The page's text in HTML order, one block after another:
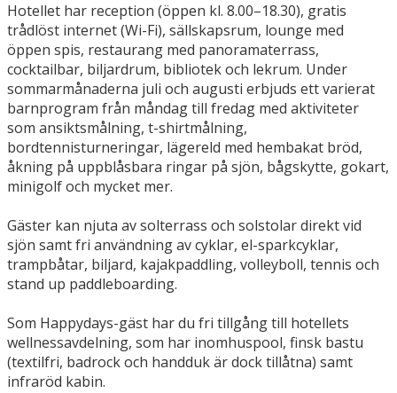
Hotellet har reception (öppen kl. 8.00–18.30), gratis
trådlöst internet (Wi-Fi), sällskapsrum, lounge med
öppen spis, restaurang med panoramaterrass,
cocktailbar, biljardrum, bibliotek och lekrum. Under
sommarmånaderna juli och augusti erbjuds ett varierat
barnprogram från måndag till fredag med aktiviteter
som ansiktsmålning, t-shirtmålning,
bordtennisturneringar, lägereld med hembakat bröd,
åkning på uppblåsbara ringar på sjön, bågskytte, gokart,
minigolf och mycket mer.
Gäster kan njuta av solterrass och solstolar direkt vid
sjön samt fri användning av cyklar, el-sparkcyklar,
trampbåtar, biljard, kajakpaddling, volleyboll, tennis och
stand up paddleboarding.
Som Happydays-gäst har du fri tillgång till hotellets
wellnessavdelning, som har inomhuspool, finsk bastu
(textilfri, badrock och handduk är dock tillåtna) samt
infraröd kabin.